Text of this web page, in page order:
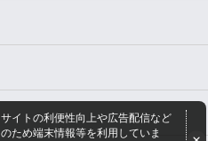
サイトの利便性向上や広告配信など
のため端末情報等を利用していま